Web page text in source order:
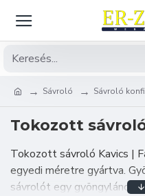
Sávroló Sávroló
Tokozott
Tokozott sávroló Kavics |
egyedi méretre gyártva.
sávrolót egy gyöngylánc